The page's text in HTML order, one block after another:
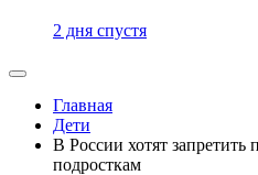
2 дня спустя
Главная
Дети
В России хотят
подросткам